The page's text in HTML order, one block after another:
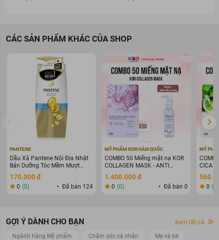
CÁC SẢN PHẨM KHÁC CỦA SHOP
PANTENE
Dầu Xả Pantene Nội Địa Nhật
Bản Dưỡng Tóc Mềm Mượt
400g
170.000 đ
0 (0) Đã bán 124
MỸ PHẨM KOR HÀN QUỐC
COMBO 50 Miếng mặt nạ KOR
COLLAGEN MASK - ANTI
WARINKLE FUNCTION
1.400.000 đ
0 (0) Đã bán 0
MỸ
CICA
0 (0)
GỢI Ý DÀNH CHO BẠN
Ngành hàng Mỹ phẩm Chăm sóc cá nhân Mẹ và bé
Xem tất cả